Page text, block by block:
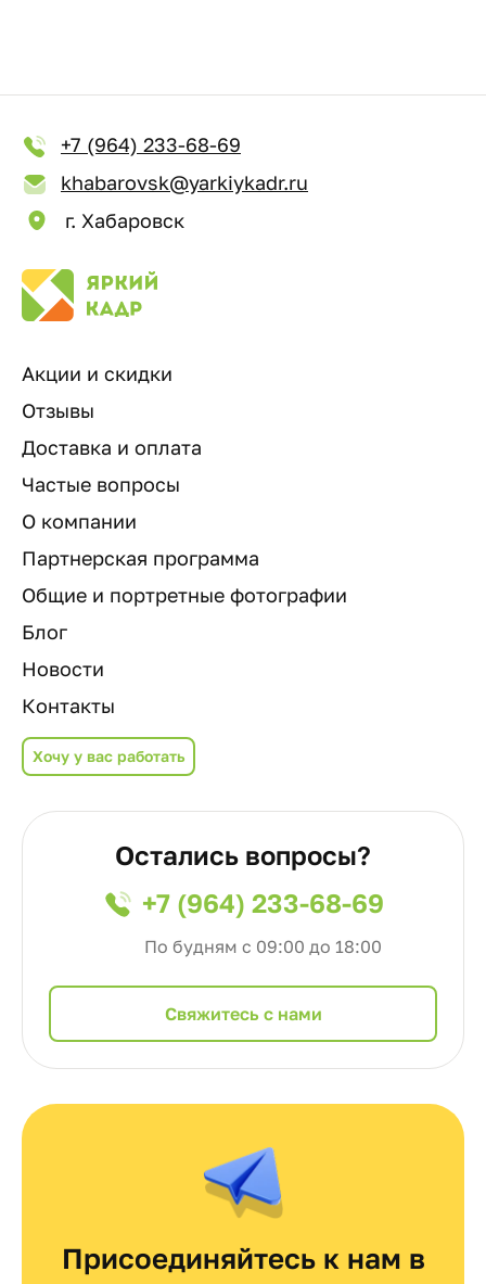
+7 (964) 233-68-69
khabarovsk@yarkiykadr.ru
г. Хабаровск
Акции и скидки
Отзывы
Доставка и оплата
Частые вопросы
О компании
Партнерская программа
Общие и портретные фотографии
Блог
Новости
Контакты
Хочу у вас работать
Остались вопросы?
+7 (964) 233-68-69
По будням с 09:00 до 18:00
Cвяжитесь с нами
Присоединяйтесь к нам в